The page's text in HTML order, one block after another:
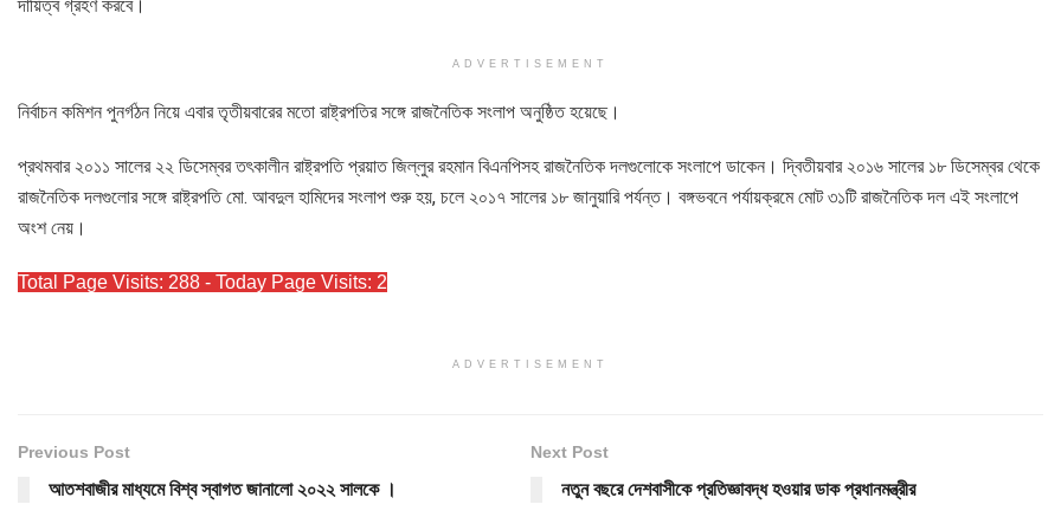
দায়িত্ব গ্রহণ করবে।
ADVERTISEMENT
নির্বাচন কমিশন পুনর্গঠন নিয়ে এবার তৃতীয়বারের মতো রাষ্ট্রপতির সঙ্গে রাজনৈতিক সংলাপ অনুষ্ঠিত হয়েছে।
প্রথমবার ২০১১ সালের ২২ ডিসেম্বর তৎকালীন রাষ্ট্রপতি প্রয়াত জিল্লুর রহমান বিএনপিসহ রাজনৈতিক দলগুলোকে সংলাপে ডাকেন। দ্বিতীয়বার ২০১৬ সালের ১৮ ডিসেম্বর থেকে
রাজনৈতিক দলগুলোর সঙ্গে রাষ্ট্রপতি মো. আবদুল হামিদের সংলাপ শুরু হয়, চলে ২০১৭ সালের ১৮ জানুয়ারি পর্যন্ত। বঙ্গভবনে পর্যায়ক্রমে মোট ৩১টি রাজনৈতিক দল এই সংলাপে
অংশ নেয়।
Total Page Visits: 288 - Today Page Visits: 2
ADVERTISEMENT
Previous Post
আতশবাজীর মাধ্যমে বিশ্ব স্বাগত জানালো ২০২২ সালকে ।
Next Post
নতুন বছরে দেশবাসীকে প্রতিজ্ঞাবদ্ধ হওয়ার ডাক প্রধানমন্ত্রীর